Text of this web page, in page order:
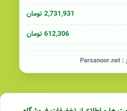
2,731,931 تومان
612,306 تومان
:
Parsanoor.net